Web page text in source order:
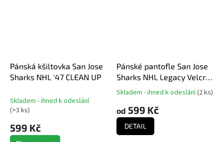
Pánská kšiltovka San Jose
Sharks NHL '47 CLEAN UP
Skladem - ihned k odeslání
(>3 ks)
599 Kč
Pánské pantofle San Jose
Sharks NHL Legacy Velcro
Sport Slide Slipper
Průměrné
produktu
je
5,0
Skladem - ihned k odeslání(2 ks)
od 599 Kč
DETAIL